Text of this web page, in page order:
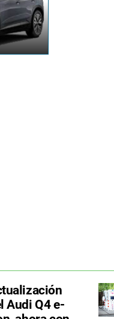
Audi Q4 e-